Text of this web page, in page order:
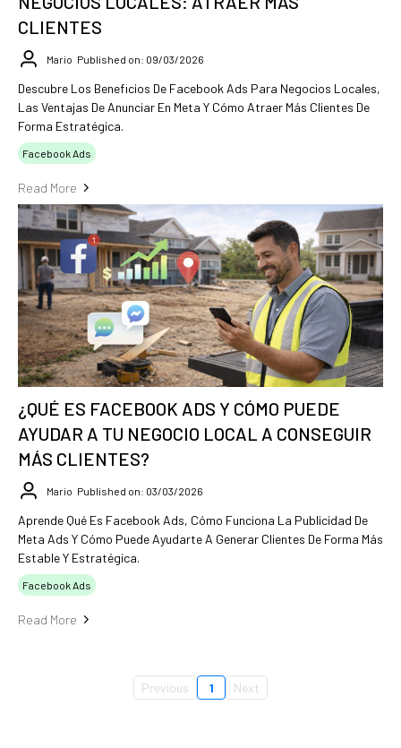
CLIENTES
Mario Published on: 09/03/2026
Descubre Los Beneficios De Facebook Ads Para Negocios Locales,
Las Ventajas De Anunciar En Meta Y Cómo Atraer Más Clientes De
Forma Estratégica.
Facebook Ads
Read More
¿QUÉ ES FACEBOOK ADS Y CÓMO PUEDE
AYUDAR A TU NEGOCIO LOCAL A CONSEGUIR
MÁS CLIENTES?
Mario Published on: 03/03/2026
Aprende Qué Es Facebook Ads, Cómo Funciona La Publicidad De
Meta Ads Y Cómo Puede Ayudarte A Generar Clientes De Forma Más
Estable Y Estratégica.
Facebook Ads
Read More
Previous 1 Next